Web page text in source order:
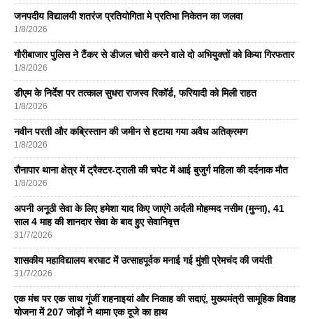
जनपदीय विद्यालयी शतरंज प्रतियोगिता मे प्रतिभा निकेतन का जलवा
1/8/2026
गौरीबाजार पुलिस ने टैंकर से डीजल चोरी करने वाले दो अभियुक्तों को किया गिरफतार
1/8/2026
डीएम के निर्देश पर तत्काल सुधरा राजस्व रिकॉर्ड, फरियादी को मिली राहत
1/8/2026
नवीन परती और कब्रिस्तान की जमीन से हटाया गया अवैध अतिक्रमण
1/8/2026
रौनापार थाना क्षेत्र में ट्रैक्टर-ट्राली की चपेट में आई बुजुर्ग महिला की दर्दनाक मौत
1/8/2026
अपनी अनूठी सेवा के लिए हमेशा याद किए जाएंगे अर्दली मोहम्मद नसीम (मुन्ना), 41
साल 4 माह की शानदार सेवा के बाद हुए सेवानिवृत्त
31/7/2026
शासकीय महाविद्यालय बरघाट में उत्साहपूर्वक मनाई गई मुंशी प्रेमचंद की जयंती
31/7/2026
एक मंच पर एक साथ गूंजीं शहनाइयां और निकाह की सदाएं, मुख्यमंत्री सामूहिक विवाह
योजना में 207 जोड़ों ने थामा एक दूजे का हाथ